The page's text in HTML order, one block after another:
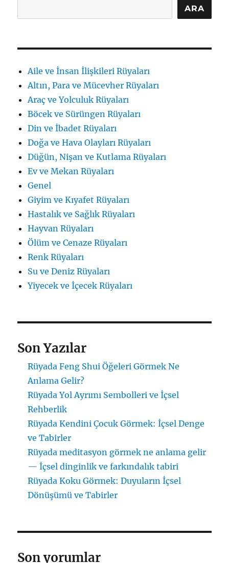
için
ARA
Aile ve İnsan İlişkileri Rüyaları
Altın, Para ve Mücevher Rüyaları
Araç ve Yolculuk Rüyaları
Böcek ve Sürüngen Rüyaları
Din ve İbadet Rüyaları
Doğa ve Hava Olayları Rüyaları
Düğün, Nişan ve Kutlama Rüyaları
Ev ve Mekan Rüyaları
Genel
Giyim ve Kıyafet Rüyaları
Hastalık ve Sağlık Rüyaları
Hayvan Rüyaları
Ölüm ve Cenaze Rüyaları
Renk Rüyaları
Su ve Deniz Rüyaları
Yiyecek ve İçecek Rüyaları
Son Yazılar
Rüyada Feng Shui Öğeleri Görmek Ne
Anlama Gelir?
Rüyada Yol Ayrımı Sembolleri ve İçsel
Rehberlik
Rüyada Kendini Çocuk Görmek: İçsel Denge
ve Tabirler
Rüyada meditasyon görmek ne anlama gelir
— İçsel dinginlik ve farkındalık tabiri
Rüyada Koku Görmek: Duyuların İçsel
Dönüşümü ve Tabirler
Son yorumlar